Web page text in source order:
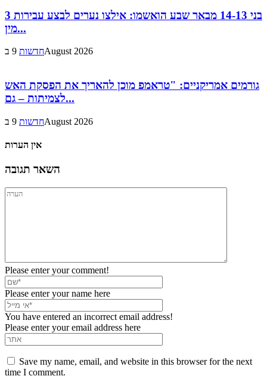
3 בני 14-13 מבאר שבע הואשמו: אילצו נערים לבצע עבירות
מין...
חדשות9 בAugust 2026
גורמים אמריקניים: "טראמפ מוכן להאריך את הפסקת האש
לצמיתות – גם...
חדשות9 בAugust 2026
אין הערות
השאר תגובה
Please enter your comment!
Please enter your name here
You have entered an incorrect email address!
Please enter your email address here
Save my name, email, and website in this browser for the next
time I comment.